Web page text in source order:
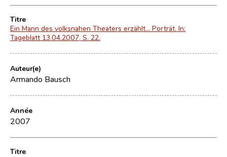
Titre
Ein Mann des volksnahen Theaters erzählt... Porträt. In:
Tageblatt 13.04.2007, S. 22.
Auteur(e)
Armando Bausch
Année
2007
Titre